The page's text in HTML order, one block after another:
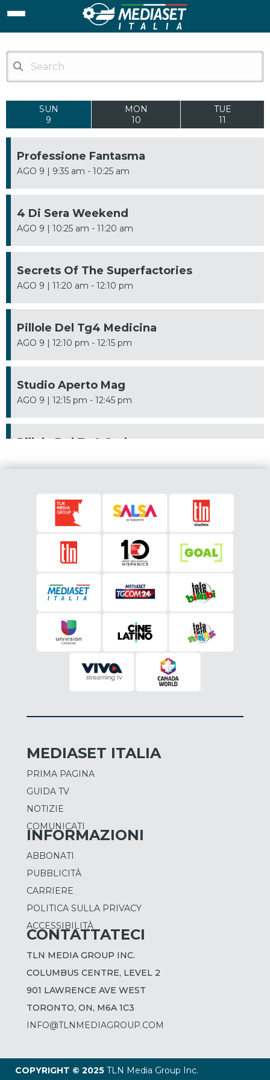
SUN
9
MON
10
TUE
11
Professione Fantasma
AGO 9 | 9:35 am - 10:25 am
4 Di Sera Weekend
AGO 9 | 10:25 am - 11:20 am
Secrets Of The Superfactories
AGO 9 | 11:20 am - 12:10 pm
Pillole Del Tg4 Medicina
AGO 9 | 12:10 pm - 12:15 pm
Studio Aperto Mag
AGO 9 | 12:15 pm - 12:45 pm
Pillole Del Tg4 Cash
Santa Messa
AGO 9 | 1:00 pm - 1:50 pm
Scherzi A Parte
AGO 9 | 1:50 pm - 4:05 pm
The Wall
AGO 9 | 4:05 pm - 5:00 pm
Temptation Island
Dov'e' Mia Figlia?
AGO 9 | 9:05 pm - 10:45 pm
Tg5 Prima Pagina
AGO 10 | 12:00 am - 12:05 am
Tg5
AGO 10 | 12:05 am - 12:35 am
Zelig On
MEDIASET ITALIA
PRIMA PAGINA
GUIDA TV
NOTIZIE
COMUNICATI
INFORMAZIONI
ABBONATI
PUBBLICITÀ
CARRIERE
POLITICA SULLA PRIVACY
ACCESSIBILITÀ
CONTATTATECI
TLN MEDIA GROUP INC.
COLUMBUS CENTRE, LEVEL 2
901 LAWRENCE AVE WEST
TORONTO, ON, M6A 1C3
INFO@TLNMEDIAGROUP.COM
COPYRIGHT © 2025 TLN Media Group Inc.